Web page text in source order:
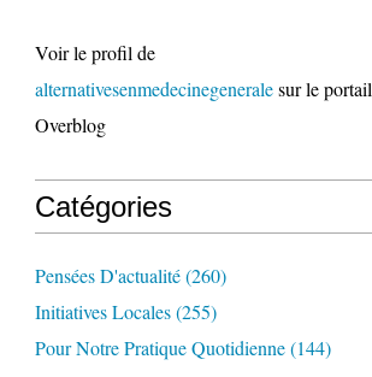
Voir le profil de
alternativesenmedecinegeneralesur le portail
Overblog
Catégories
Pensées D'actualité(260)
Initiatives Locales(255)
Pour Notre Pratique Quotidienne(144)